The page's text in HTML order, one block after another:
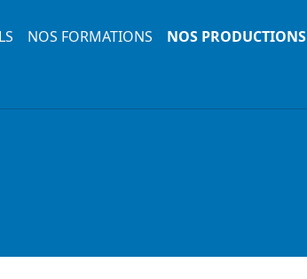
NOS FORMATIONS
NOS PRODUCTIONS